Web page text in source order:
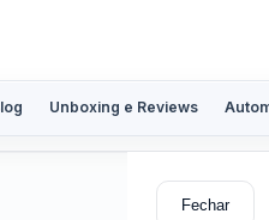
Unboxing e Reviews
Fechar